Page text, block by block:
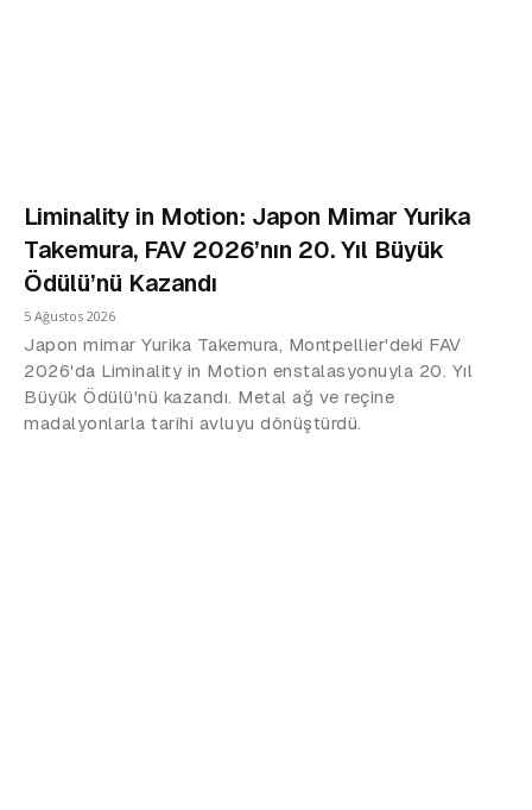
Liminality in Motion: Japon Mimar Yurika
Takemura, FAV 2026’nın 20. Yıl Büyük
Ödülü’nü Kazandı
5 Ağustos 2026
Japon mimar Yurika Takemura, Montpellier'deki FAV
2026'da Liminality in Motion enstalasyonuyla 20. Yıl
Büyük Ödülü'nü kazandı. Metal ağ ve reçine
madalyonlarla tarihi avluyu dönüştürdü.